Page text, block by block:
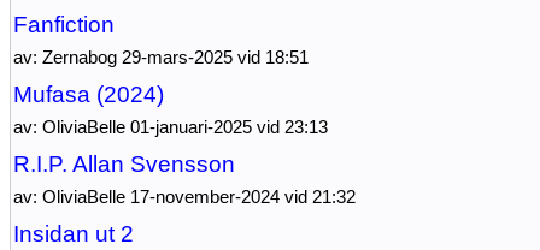
Fanfiction
av: Zernabog 29-mars-2025 vid 18:51
Mufasa (2024)
av: OliviaBelle 01-januari-2025 vid 23:13
R.I.P. Allan Svensson
av: OliviaBelle 17-november-2024 vid 21:32
Insidan ut 2